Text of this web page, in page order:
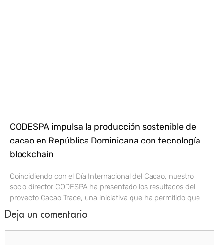
CODESPA impulsa la producción sostenible de
cacao en República Dominicana con tecnología
blockchain
Coincidiendo con el Día Internacional del Cacao, nuestro
socio director CODESPA ha presentado los resultados del
proyecto Cacao Trace, una iniciativa que ha permitido que
Deja un comentario